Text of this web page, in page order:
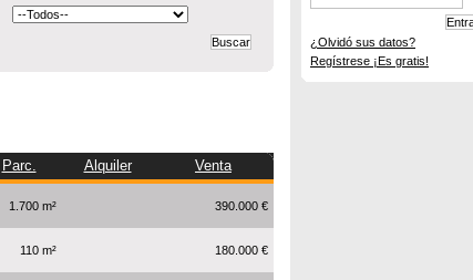
Parc. Alquiler Venta
1.700 m² 390.000 €
110 m² 180.000 €
¿Olvidó sus datos?
Regístrese ¡Es gratis!